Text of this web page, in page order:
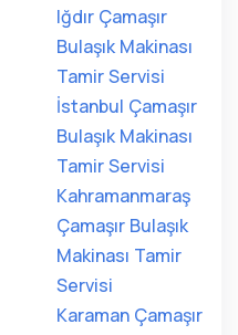
Iğdır Çamaşır
Bulaşık Makinası
Tamir Servisi
İstanbul Çamaşır
Bulaşık Makinası
Tamir Servisi
Kahramanmaraş
Çamaşır Bulaşık
Makinası Tamir
Servisi
Karaman Çamaşır